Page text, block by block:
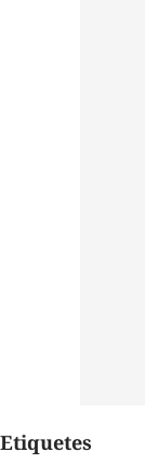
Etiquetes